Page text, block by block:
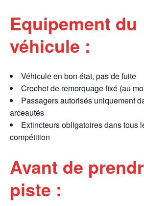
Equipement du
véhicule :
Véhicule en bon état, pas de fuite
Crochet de remorquage fixé (au
Passagers autorisés uniquement
arceautés
Extincteurs obligatoires dans tous
compétition
Avant de
piste :